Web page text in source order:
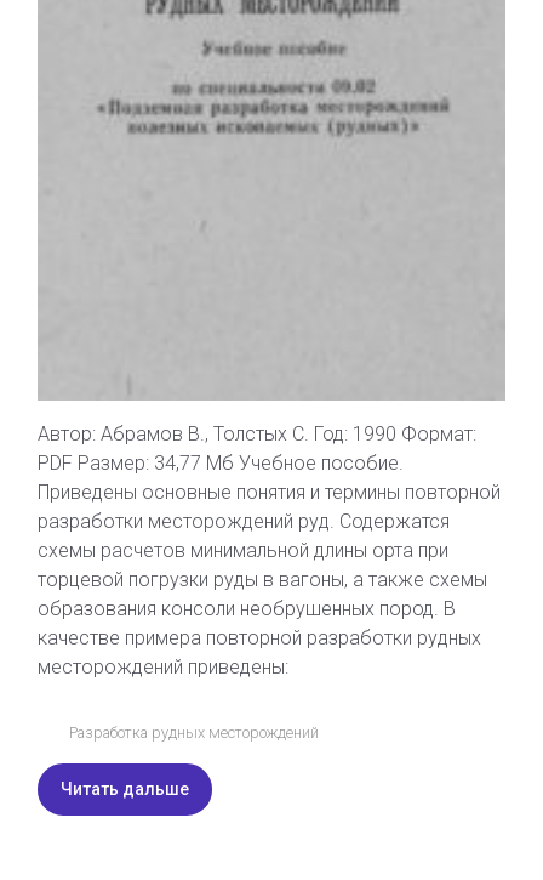
Автор: Абрамов В., Толстых С. Год: 1990 Формат:
PDF Размер: 34,77 Мб Учебное пособие.
Приведены основные понятия и термины повторной
разработки месторождений руд. Содержатся
схемы расчетов минимальной длины орта при
торцевой погрузки руды в вагоны, а также схемы
образования консоли необрушенных пород. В
качестве примера повторной разработки рудных
месторождений приведены:
Разработка рудных месторождений
Читать дальше